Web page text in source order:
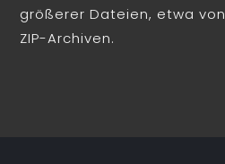
größerer Dateien, etwa
ZIP-Archiven.